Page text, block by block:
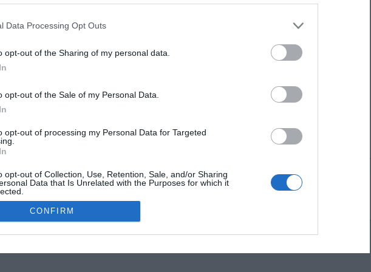
Data Processing Opt Outs
opt-out of the Sharing of my personal data.
opt-out of the Sale of my Personal Data.
opt-out of processing my Personal Data for Targeted
opt-out of Collection, Use, Retention, Sale, and/or Sharing
Data that Is Unrelated with the Purposes for which it
CONFIRM
antimedžiagos dalelę
antivandenilio atomus net 1000 sekundžių, tarptautinė tyrėjų komanda,
galvosūkių: kodėl didžioji visatos dalis yra sudaryta iš medžiagos, kai
pranyksta sąlyčio su medžiaga metu, todėl pastarasis atradimas
Respuestas Apensar
100 pics cheats
4 bilder 1 wort lösungen
4 images 1 mot
Games-helper.com
MOKSLON.LT © 2011
Mokslon.lt © 2011. Kopijuoti, dauginti bei platinti galima tik gavus Mokslon.lt sutikimą.